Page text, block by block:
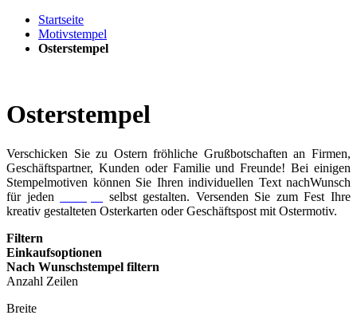
Startseite
Motivstempel
Osterstempel
Osterstempel
Verschicken Sie zu Ostern fröhliche Grußbotschaften an Firmen,
Geschäftspartner, Kunden oder Familie und Freunde! Bei einigen
Stempelmotiven können Sie Ihren individuellen Text nachWunsch
für jeden
selbst gestalten. Versenden Sie zum Fest Ihre
kreativ gestalteten Osterkarten oder Geschäftspost mit Ostermotiv.
Filtern
Einkaufsoptionen
Nach Wunschstempel filtern
Anzahl Zeilen
Breite